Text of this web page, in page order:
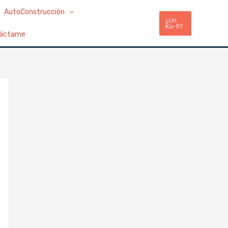
AutoConstrucción
¿Un
Ko-fi?